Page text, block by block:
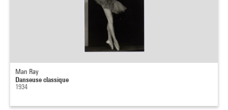
Man Ray
Danseuse classique
1934